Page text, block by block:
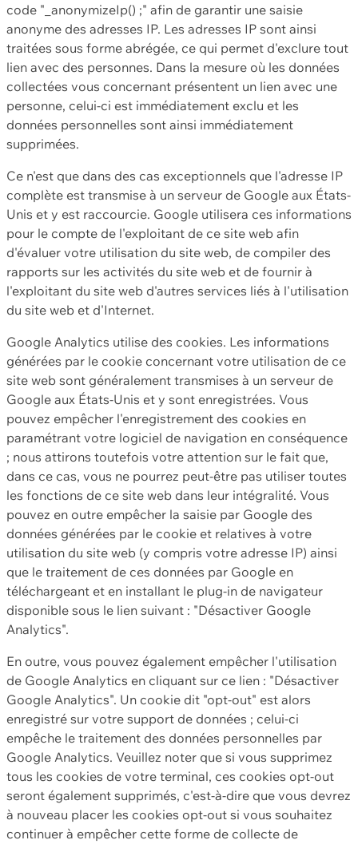
code "_anonymizeIp() ;" afin de garantir une saisie
anonyme des adresses IP. Les adresses IP sont ainsi
traitées sous forme abrégée, ce qui permet d'exclure tout
lien avec des personnes. Dans la mesure où les données
collectées vous concernant présentent un lien avec une
personne, celui-ci est immédiatement exclu et les
données personnelles sont ainsi immédiatement
supprimées.
Ce n'est que dans des cas exceptionnels que l'adresse IP
complète est transmise à un serveur de Google aux États-
Unis et y est raccourcie. Google utilisera ces informations
pour le compte de l'exploitant de ce site web afin
d'évaluer votre utilisation du site web, de compiler des
rapports sur les activités du site web et de fournir à
l'exploitant du site web d'autres services liés à l'utilisation
du site web et d'Internet.
Google Analytics utilise des cookies. Les informations
générées par le cookie concernant votre utilisation de ce
site web sont généralement transmises à un serveur de
Google aux États-Unis et y sont enregistrées. Vous
pouvez empêcher l'enregistrement des cookies en
paramétrant votre logiciel de navigation en conséquence
; nous attirons toutefois votre attention sur le fait que,
dans ce cas, vous ne pourrez peut-être pas utiliser toutes
les fonctions de ce site web dans leur intégralité. Vous
pouvez en outre empêcher la saisie par Google des
données générées par le cookie et relatives à votre
utilisation du site web (y compris votre adresse IP) ainsi
que le traitement de ces données par Google en
téléchargeant et en installant le plug-in de navigateur
disponible sous le lien suivant : "Désactiver Google
Analytics".
En outre, vous pouvez également empêcher l'utilisation
de Google Analytics en cliquant sur ce lien : "Désactiver
Google Analytics". Un cookie dit "opt-out" est alors
enregistré sur votre support de données ; celui-ci
empêche le traitement des données personnelles par
Google Analytics. Veuillez noter que si vous supprimez
tous les cookies de votre terminal, ces cookies opt-out
seront également supprimés, c'est-à-dire que vous devrez
à nouveau placer les cookies opt-out si vous souhaitez
continuer à empêcher cette forme de collecte de